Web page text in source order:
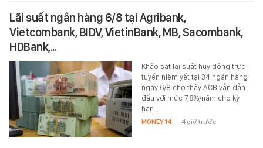
Lãi suất ngân hàng 6/8 tại Agribank,
Vietcombank, BIDV, VietinBank, MB, Sacombank,
HDBank,...
Khảo sát lãi suất huy động trực
tuyến niêm yết tại 34 ngân hàng
ngày 6/8 cho thấy ACB vẫn dẫn
đầu với mức 7,8%/năm cho kỳ
hạn…
MONEY.14 - 4 giờ trước